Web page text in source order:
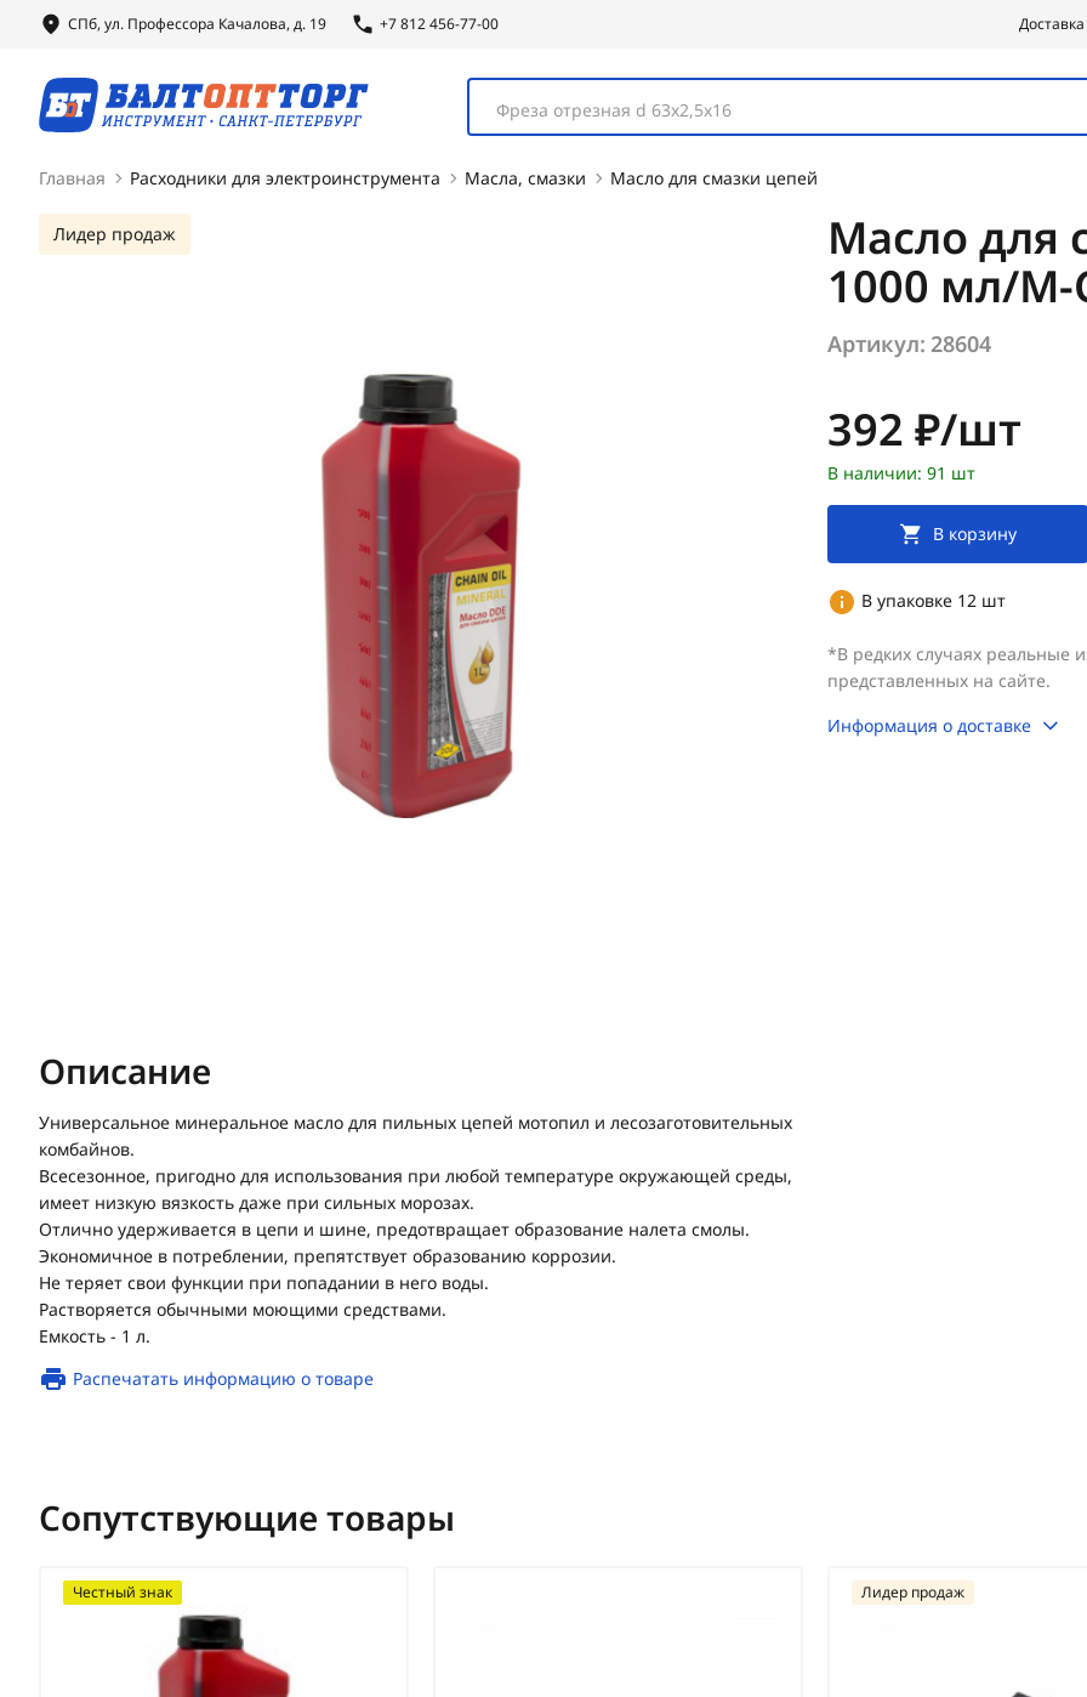
СПб, ул. Профессора Качалова, д. 19 +7 812 456-77-00 Доставка
Фреза отрезная d 63х2,5х16
Главная Расходники для электроинструмента Масла, смазки Масло для смазки цепей
Масло для
1000 мл/M-
Артикул: 28604
Цена:
392 ₽/шт
В наличии: 91 шт
В корзину
В упаковке 12 шт
*В редких случаях реальные
представленных на сайте.
Информация о доставке
Лидер продаж
Описание
Универсальное минеральное масло для пильных цепей мотопил и лесозаготовительных
комбайнов.
Всесезонное, пригодно для использования при любой температуре окружающей среды,
имеет низкую вязкость даже при сильных морозах.
Отлично удерживается в цепи и шине, предотвращает образование налета смолы.
Экономичное в потреблении, препятствует образованию коррозии.
Не теряет свои функции при попадании в него воды.
Растворяется обычными моющими средствами.
Емкость - 1 л.
Распечатать информацию о товаре
Сопутствующие товары
Честный знак Лидер продаж